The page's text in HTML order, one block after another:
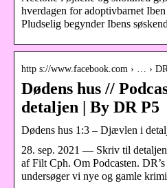
hverdagen for adoptivbarnet
Pludselig begynder Ibens
http s://www.facebook.com › … ›
Dødens hus //
detaljen | By DR P5
Dødens hus 1:3 – Djævlen i
28. sep. 2021 — Skriv til
af Filt Cph. Om Podcasten.
undersøger vi nye og gamle